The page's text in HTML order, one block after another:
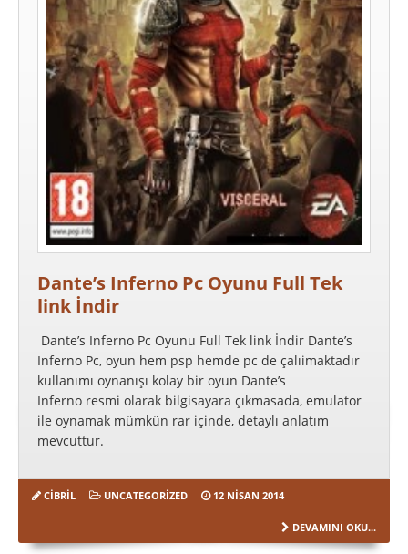
Dante’s Inferno Pc Oyunu Full Tek
link İndir
Dante’s Inferno Pc Oyunu Full Tek link İndir Dante’s
Inferno Pc, oyun hem psp hemde pc de çalıimaktadır
kullanımı oynanışı kolay bir oyun Dante’s
Inferno resmi olarak bilgisayara çıkmasada, emulator
ile oynamak mümkün rar içinde, detaylı anlatım
mevcuttur.
CIBRIL UNCATEGORIZED 12 NISAN 2014
DEVAMINI OKU...